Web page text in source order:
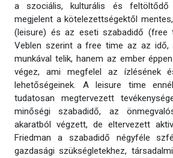
a szociális, kulturális és feltöltődő
megjelent a kötelezettségektől
(leisure) és az eseti szabadidő (free
Veblen szerint a free time az az idő,
munkával telik, hanem az ember
végez, ami megfelel az ízlésének
lehetőségeinek. A leisure time
tudatosan megtervezett
minőségi szabadidő, az
akaratból végzett, de eltervezett
Friedman a szabadidő négyféle
gazdasági szükségletekhez,